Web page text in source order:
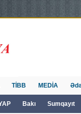
Bakı Sumqayıt
TİBB MEDİA